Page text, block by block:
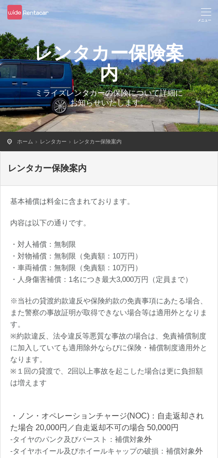
レンタカー保険案
内
ミライズレンタカーの保険について詳細に
お知らせいたします。
ホーム レンタカー レンタカー保険案内
レンタカー保険案内
基本補償は料金に含まれております。
内容は以下の通りです。
・対人補償：無制限
・対物補償：無制限（免責額：10万円）
・車両補償：無制限（免責額：10万円）
・人身傷害補償：1名につき最大3,000万円（定員まで）
※当社の貸渡約款違反や保険約款の免責事項にあたる場合、
また警察の事故証明が取得できない場合等は適用外となりま
す。
※約款違反、法令違反等悪質な事故の場合は、免責補償制度
に加入していても適用除外ならびに保険・補償制度適用外と
なります。
※１回の貸渡で、2回以上事故を起こした場合は更に負担額
は増えます
・ノン・オペレーションチャージ(NOC)：自走返却され
た場合 20,000円／自走返却不可の場合 50,000円
-タイヤのパンク及びバースト：補償対象外
-タイヤホイール及びホイールキャップの破損：補償対象外